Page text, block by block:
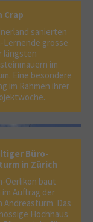
Crap
sanierten
Lernende grosse
längsten
im
Eine besondere
im Rahmen ihrer
Büro-
in Zürich
Oerlikon baut
im Auftrag der
Andreasturm. Das
Hochhaus